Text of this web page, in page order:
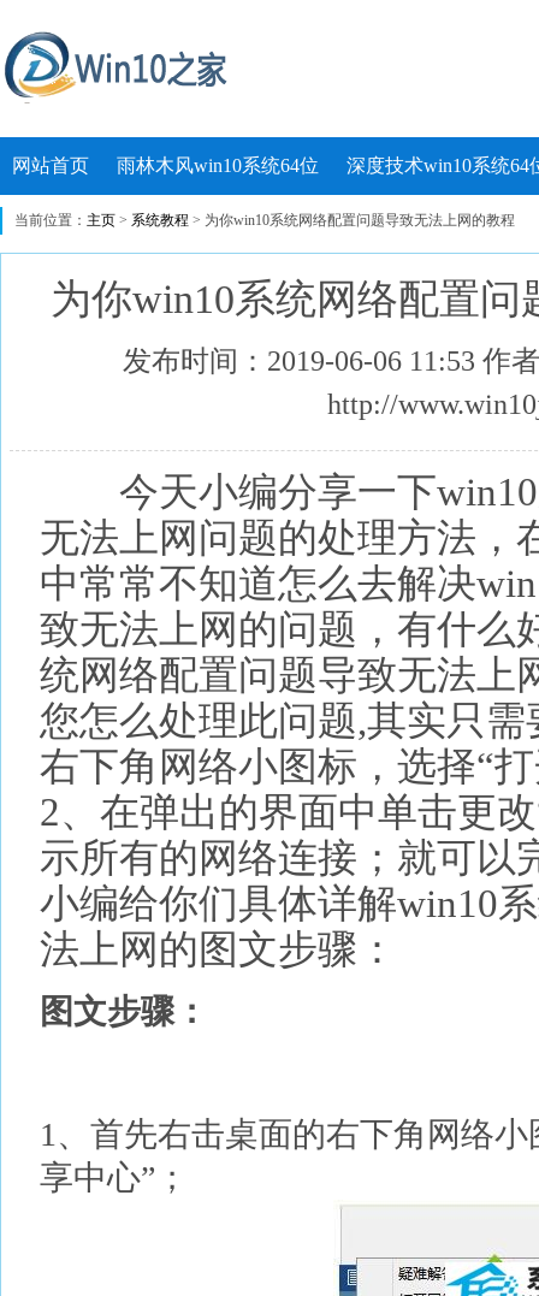
网站首页 雨林木风win10系统64位 深度技术win10系统64
当前位置： 主页 > 系统教程 > 为你win10系统网络配置问题导致无法上网的教程
为你win10系统网络配置
发布时间：2019-06-06 11:53 作
http://
今天小编分享一下win10
无法上网问题的处理方法，
中常常不知道怎么去解决
致无法上网的问题，有什么
统网络配置问题导致无法上
您怎么处理此问题,其实只
右下角网络小图标，选择“
2、在弹出的界面中单击更
示所有的网络连接；就可以
小编给你们具体详解win10
法上网的图文步骤：
图文步骤：
1、首先右击桌面的右下角网络
享中心”；